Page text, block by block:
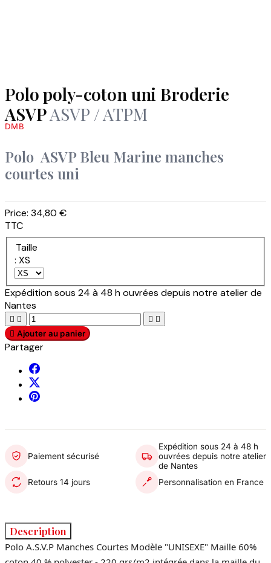
Polo poly-coton uni Broderie
ASVP ASVP / ATPM
DMB
Polo ASVP Bleu Marine manches
courtes uni
Price: 34,80 €
TTC
Taille
: XS
Expédition sous 24 à 48 h ouvrées depuis notre atelier de
Nantes
   
 Ajouter au panier
Partager
Paiement sécurisé
Expédition sous 24 à 48 h
ouvrées depuis notre atelier
de Nantes
Retours 14 jours
Personnalisation en France
Description
Polo A.S.V.P Manches Courtes Modèle "UNISEXE" Maille 60%